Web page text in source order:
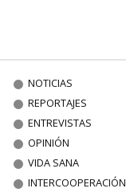
NOTICIAS
REPORTAJES
ENTREVISTAS
OPINIÓN
VIDA SANA
INTERCOOPERACIÓN